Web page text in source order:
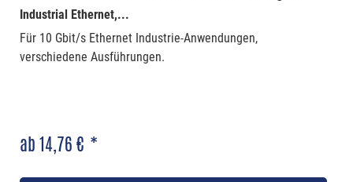
Industrial Ethernet,...
Für 10 Gbit/s Ethernet Industrie-Anwendungen,
verschiedene Ausführungen.
ab 14,76 € *